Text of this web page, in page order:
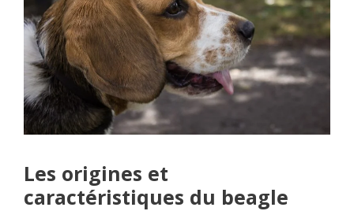
Les origines et
caractéristiques du beagle